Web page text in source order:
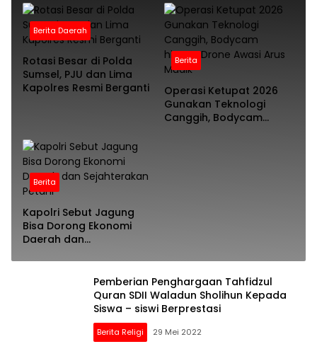
Berita Daerah
Rotasi Besar di Polda
Sumsel, PJU dan Lima
Kapolres Resmi Berganti
Berita
Operasi Ketupat 2026
Gunakan Teknologi
Canggih, Bodycam
Berita
Kapolri Sebut Jagung
Bisa Dorong Ekonomi
Daerah dan
Pemberian Penghargaan Tahfidzul
Quran SDII Waladun Sholihun Kepada
Siswa – siswi Berprestasi
Berita Religi 29 Mei 2022